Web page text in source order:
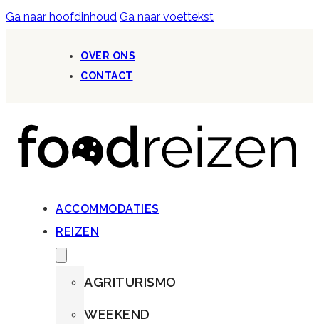
Ga naar hoofdinhoud Ga naar voettekst
OVER ONS
CONTACT
ACCOMMODATIES
REIZEN
AGRITURISMO
WEEKEND